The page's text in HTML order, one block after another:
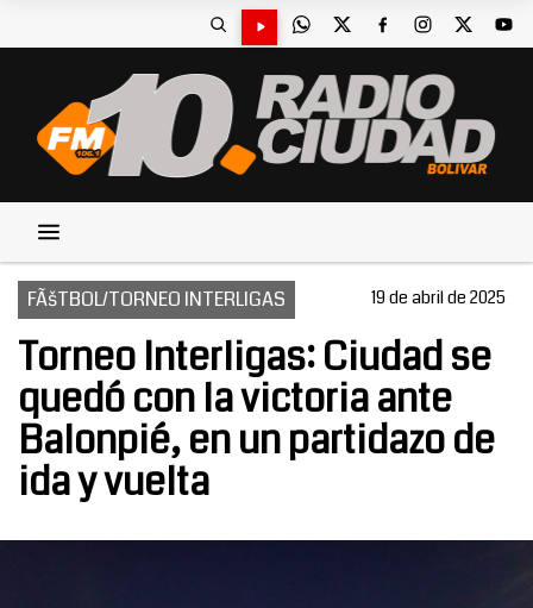
FÃšTBOL/TORNEO INTERLIGAS 19 de abril de 2025
Torneo Interligas: Ciudad se
quedó con la victoria ante
Balonpié, en un partidazo de
ida y vuelta